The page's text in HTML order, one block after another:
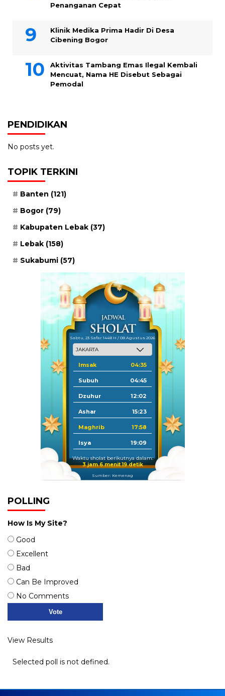
Penanganan Cepat
Klinik Medika Prima Hadir Di Desa
Cibening Bogor
Aktivitas Tambang Emas Ilegal Kembali
Mencuat, Nama HE Disebut Sebagai
Pemodal
PENDIDIKAN
No posts yet.
TOPIK TERKINI
Banten (121)
Bogor (79)
Kabupaten Lebak (37)
Lebak (158)
Sukabumi (57)
Sabtu, 23 Safar 1448 H / 08 Agustus 2026
Imsak 04:35
Subuh 04:45
Dzuhur 12:02
Ashar 15:23
Maghrib 17:58
Isya 19:09
Waktu sholat berikutnya dalam:
3 jam 6 menit 18 detik
Sumber: Kemenag
POLLING
How Is My Site?
Good
Excellent
Bad
Can Be Improved
No Comments
View Results
Selected poll is not defined.